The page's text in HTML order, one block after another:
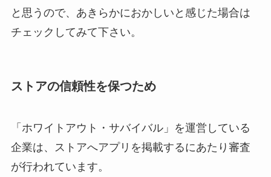
と思うので、あきらかにおかしいと感じた場合は
チェックしてみて下さい。
ストアの信頼性を保つため
「ホワイトアウト・サバイバル」を運営している
企業は、ストアへアプリを掲載するにあたり審査
が行われています。